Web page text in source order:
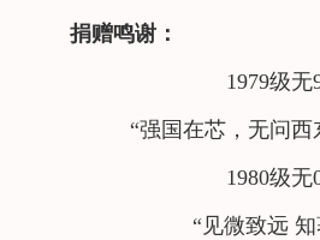
捐赠鸣谢：
1979级无
“强国在芯，无问西
1980级无
“见微致远